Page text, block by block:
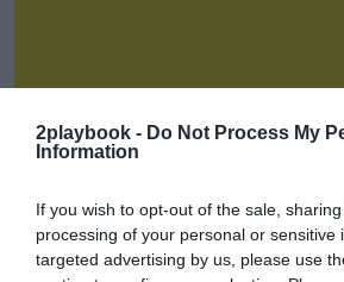
2playbook - Do Not Process My
Information
If you wish to opt-out of the sale,
processing of your personal or sensitive
targeted advertising by us, please use